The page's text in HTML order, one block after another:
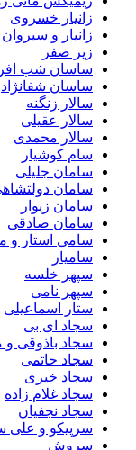
زانیار خسروی
زانیار و
زیر صفر
ساسان شب
ساسان شفانژاد
سالار زنگنه
سالار عقیلی
سالار محمدی
سام کوشیار
سامان جلیلی
سامان
سامان زیوار
سامان صادقی
سامی استار و
سامیار
سپهر خلسه
سپهر نامی
ستار اسماعیلی
سجاد ای بی
سجاد باذوقی و
سجاد حاتمی
سجاد خیری
سجاد غلام زاده
سجاد نجفیان
سرپیکو و علی
سروش